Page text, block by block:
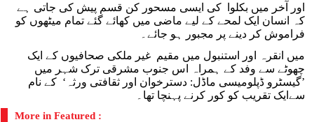
اور آخر میں بکلوا کی ایسی مسحور کن قسم پیش کی جاتی ہے
کہ انسان ایک لمحے کے لیے ماضی میں کھائے گئے تمام میٹھوں کو
فراموش کر دینے پر مجبور ہو جائے۔
میں انقرہ اور استنبول میں مقیم غیر ملکی صحافیوں کے ایک
چھوٹے سے وفد کے ہمراہ اس جنوب مشرقی ترک شہر میں
’گیسٹرو ڈپلومیسی ماڈل: دسترخوان اور ثقافتی ورثہ‘ کے نام
سےایک تقریب کو کور کرنے پہنچا تھا۔
More in Featured :